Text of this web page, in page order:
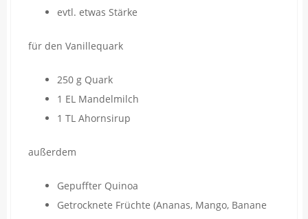
evtl. etwas Stärke
für den Vanillequark
250 g Quark
1 EL Mandelmilch
1 TL Ahornsirup
außerdem
Gepuffter Quinoa
Getrocknete Früchte (Ananas, Mango, Banane